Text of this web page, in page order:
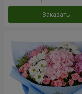
Заказать